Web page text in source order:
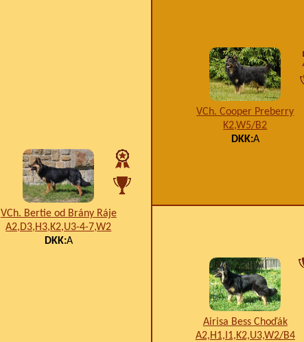
VCh. Bertie od Brány Ráje
A2,D3,H3,K2,U3-4-7,W2
DKK:A
VCh. Cooper Preberry
K2,W5/B2
DKK:A
Airisa Bess Choďák
A2,H1,I1,K2,U3,W2/B4